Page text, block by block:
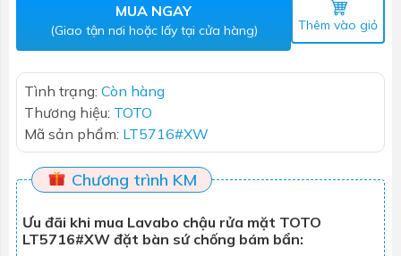
MUA NGAY
(Giao tận nơi hoặc lấy tại cửa hàng) Thêm vào giỏ
Tình trạng: Còn hàng
Thương hiệu: TOTO
Mã sản phẩm: LT5716#XW
Chương trình KM
Ưu đãi khi mua Lavabo chậu rửa mặt TOTO
LT5716#XW đặt bàn sứ chống bám bẩn: